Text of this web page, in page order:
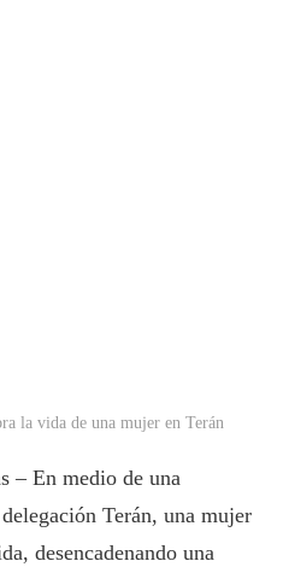
la vida de una mujer en Terán
– En medio de una
Terán, una mujer
desencadenando una